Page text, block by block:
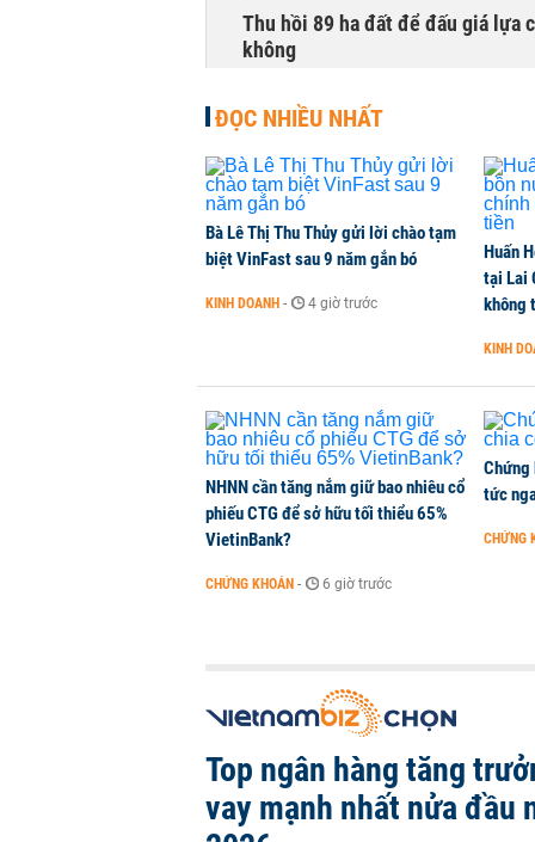
Thu hồi 89 ha đất để đấu giá lựa
không
Dòng tiền ngoại bất ngờ trở lại
CHỨNG KHOÁN 2 giờ trước
Kiến nghị đưa người bán hàng
TikToker Khánh Sky, Vua Quạt,
ĐỌC NHIỀU NHẤT
Bà Lê Thị Thu Thủy gửi lời chào tạm
biệt VinFast sau 9 năm gắn bó
KINH DOANH - 4 giờ trước
Huấn
tại Lai
không
KINH
NHNN cần tăng nắm giữ bao nhiêu cổ
phiếu CTG để sở hữu tối thiểu 65%
VietinBank?
CHỨNG KHOÁN - 6 giờ trước
Chứng
tức
CHỨNG
Top ngân hàng tăng
vay mạnh nhất nửa đầu